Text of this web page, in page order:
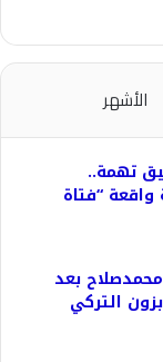
الأشهر
تهمة..
“فتاة
بعد
التركي